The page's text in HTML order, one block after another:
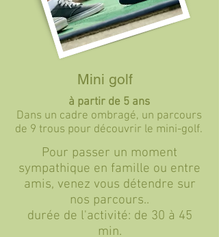
Mini golf
à partir de 5 ans
Dans un cadre ombragé, un parcours
de 9 trous pour découvrir le mini-golf.
Pour passer un moment
sympathique en famille ou entre
amis, venez vous détendre sur
nos parcours..
durée de l'activité: de 30 à 45
min.